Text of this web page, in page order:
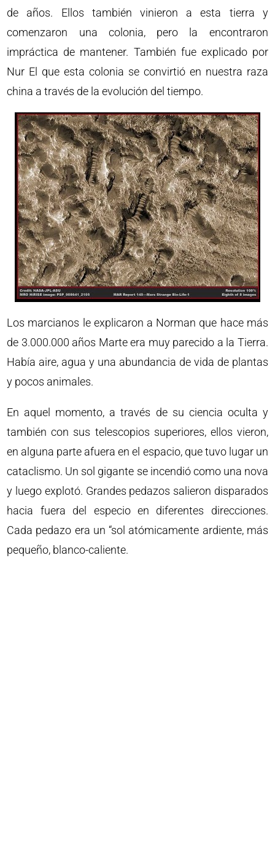
de años. Ellos también vinieron a esta tierra y
comenzaron una colonia, pero la encontraron
impráctica de mantener. También fue explicado por
Nur El que esta colonia se convirtió en nuestra raza
china a través de la evolución del tiempo.
Los marcianos le explicaron a Norman que hace más
de 3.000.000 años Marte era muy parecido a la Tierra.
Había aire, agua y una abundancia de vida de plantas
y pocos animales.
En aquel momento, a través de su ciencia oculta y
también con sus telescopios superiores, ellos vieron,
en alguna parte afuera en el espacio, que tuvo lugar un
cataclismo. Un sol gigante se incendió como una nova
y luego explotó. Grandes pedazos salieron disparados
hacia fuera del especio en diferentes direcciones.
Cada pedazo era un “sol atómicamente ardiente, más
pequeño, blanco-caliente.